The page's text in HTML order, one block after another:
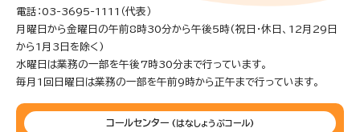
電話：03-3695-1111（代表）
月曜日から金曜日の午前8時30分から午後5時(祝日・休日、12月29日
から1月3日を除く)
水曜日は業務の一部を午後7時30分まで行っています。
毎月1回日曜日は業務の一部を午前9時から正午まで行っています。
コールセンター (はなしょうぶコール)